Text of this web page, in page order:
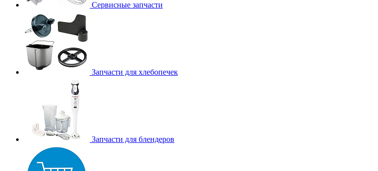
Сервисные запчасти
Запчасти для хлебопечек
Запчасти для блендеров